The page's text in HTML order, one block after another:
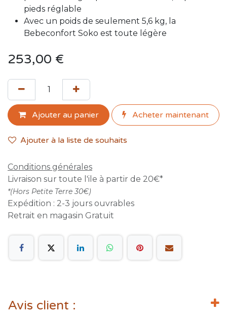
pieds réglable
Avec un poids de seulement 5,6 kg, la
Bebeconfort Soko est toute légère
253,00 €
Ajouter au panier Acheter maint​enant
Ajouter à la liste de souhaits
Conditions générales
Livraison sur toute l'ile à partir de 20€*
*(Hors Petite Terre 30€)
Expédition : 2-3 jours ouvrables
Retrait en magasin Gratuit
Avis client :